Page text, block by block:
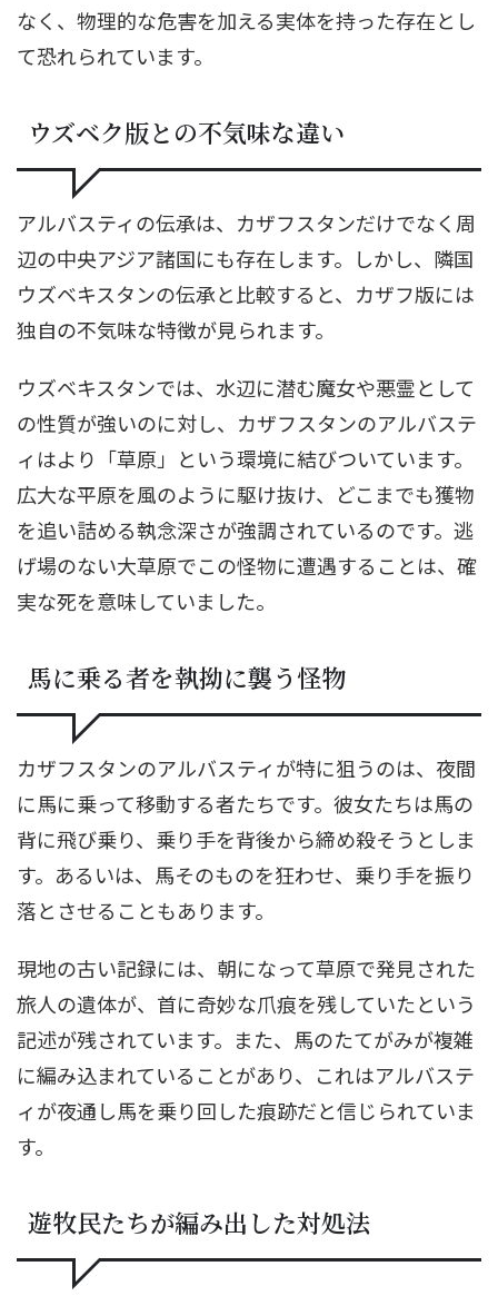
なく、物理的な危害を加える実体を持った存在とし
て恐れられています。
ウズベク版との不気味な違い
アルバスティの伝承は、カザフスタンだけでなく周
辺の中央アジア諸国にも存在します。しかし、隣国
ウズベキスタンの伝承と比較すると、カザフ版には
独自の不気味な特徴が見られます。
ウズベキスタンでは、水辺に潜む魔女や悪霊として
の性質が強いのに対し、カザフスタンのアルバステ
ィはより「草原」という環境に結びついています。
広大な平原を風のように駆け抜け、どこまでも獲物
を追い詰める執念深さが強調されているのです。逃
げ場のない大草原でこの怪物に遭遇することは、確
実な死を意味していました。
馬に乗る者を執拗に襲う怪物
カザフスタンのアルバスティが特に狙うのは、夜間
に馬に乗って移動する者たちです。彼女たちは馬の
背に飛び乗り、乗り手を背後から締め殺そうとしま
す。あるいは、馬そのものを狂わせ、乗り手を振り
落とさせることもあります。
現地の古い記録には、朝になって草原で発見された
旅人の遺体が、首に奇妙な爪痕を残していたという
記述が残されています。また、馬のたてがみが複雑
に編み込まれていることがあり、これはアルバステ
ィが夜通し馬を乗り回した痕跡だと信じられていま
す。
遊牧民たちが編み出した対処法